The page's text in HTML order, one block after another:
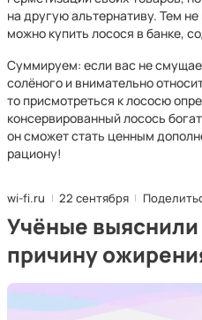
на другую альтернативу. Тем
можно купить лосося в банке,
Суммируем: если вас не
солёного и внимательно
то присмотреться к лососю
консервированный лосось
он сможет стать ценным
рациону!
wi-fi.ru 22 сентября
Учёные
причину